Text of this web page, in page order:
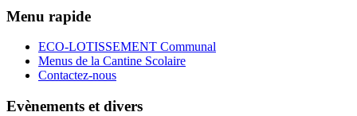
Menu rapide
ECO-LOTISSEMENT Communal
Menus de la Cantine Scolaire
Contactez-nous
Evènements et divers